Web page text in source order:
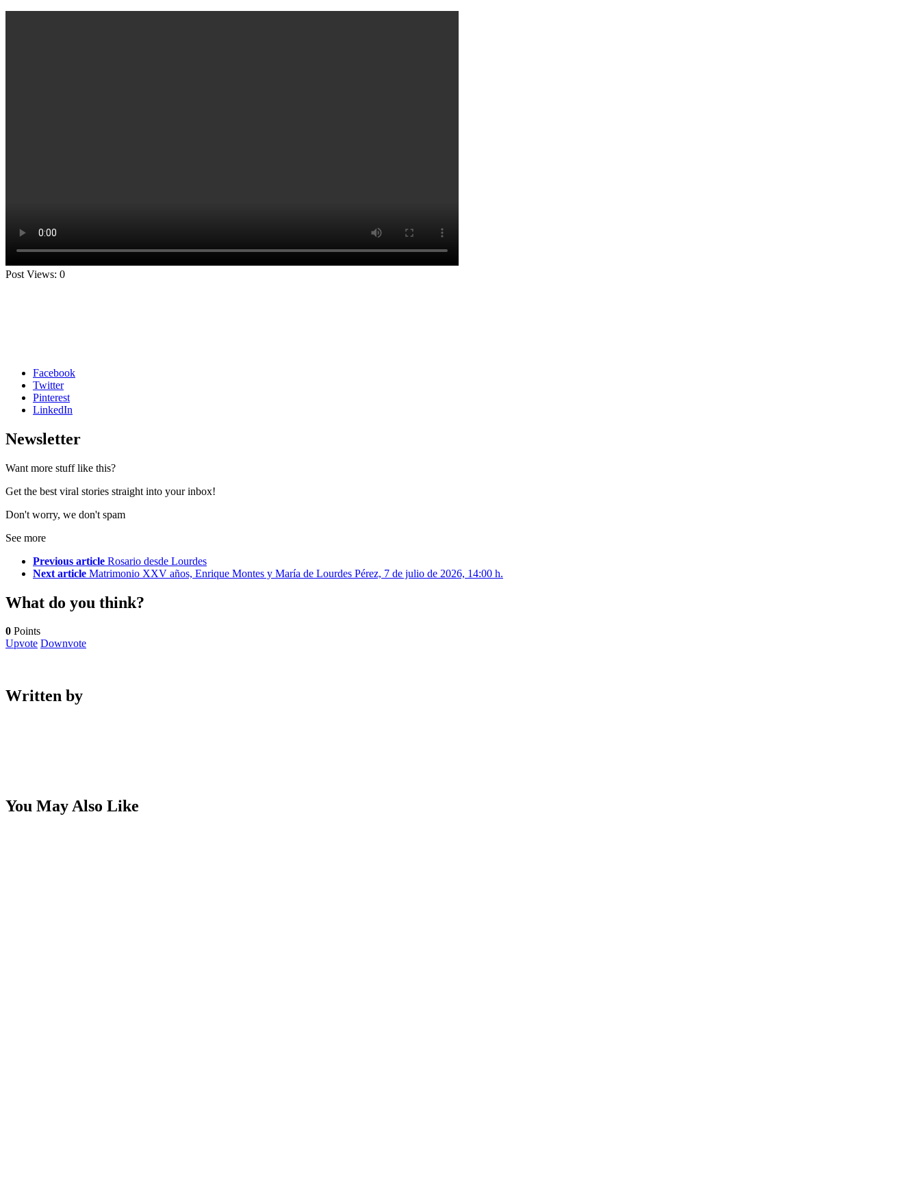
Post Views: 0
Facebook
Twitter
Pinterest
LinkedIn
Newsletter
Want more stuff like this?
Get the best viral stories straight into your inbox!
Don't worry, we don't spam
See more
Previous article Rosario desde Lourdes
Next article Matrimonio XXV años, Enrique Montes y María de Lourdes Pérez, 7 de julio de 2026, 14:00 h.
What do you think?
0 Points
Upvote Downvote
Written by
You May Also Like